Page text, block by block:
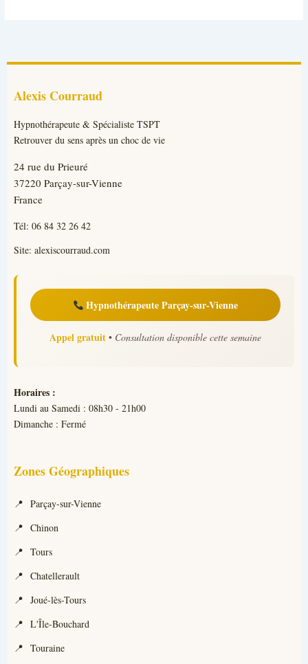
Alexis Courraud
Hypnothérapeute & Spécialiste TSPT
Retrouver du sens après un choc de vie
24 rue du Prieuré
37220 Parçay-sur-Vienne
France
Tél: 06 84 32 26 42
Site: alexiscourraud.com
Hypnothérapeute Parçay-sur-Vienne
Appel gratuit • Consultation disponible cette semaine
Horaires :
Lundi au Samedi : 08h30 - 21h00
Dimanche : Fermé
Zones Géographiques
Parçay-sur-Vienne
Chinon
Tours
Chatellerault
Joué-lès-Tours
L'Île-Bouchard
Touraine